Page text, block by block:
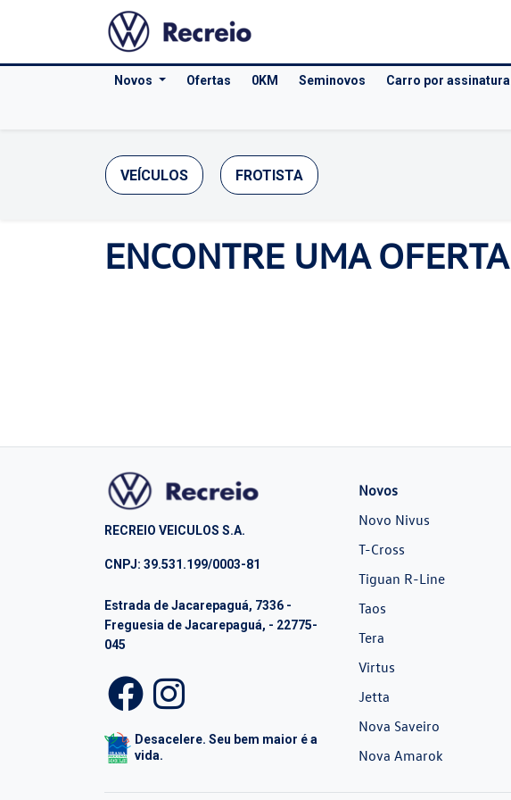
Novos Ofertas 0KM Seminovos Carro por assinatura
VEÍCULOS FROTISTA
ENCONTRE UMA OFERTA
RECREIO VEICULOS S.A.
CNPJ: 39.531.199/0003-81
Estrada de Jacarepaguá, 7336 -
Freguesia de Jacarepaguá, - 22775-
045
Desacelere. Seu bem maior é a
vida.
Novos
Novo Nivus
T-Cross
Tiguan R-Line
Taos
Tera
Virtus
Jetta
Nova Saveiro
Nova Amarok